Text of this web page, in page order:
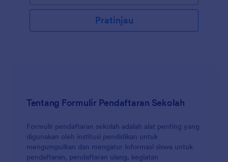
Pratinjau
Tentang Formulir Pendaftaran Sekolah
Formulir pendaftaran sekolah adalah alat penting yang
digunakan oleh institusi pendidikan untuk
mengumpulkan dan mengatur informasi siswa untuk
pendaftaran, pendaftaran ulang, kegiatan